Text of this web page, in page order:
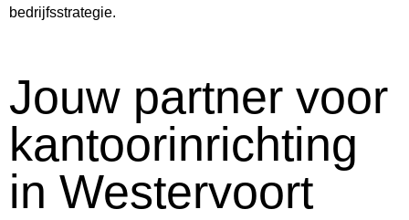
bedrijfsstrategie.
Jouw partner voor
kantoorinrichting
in Westervoort